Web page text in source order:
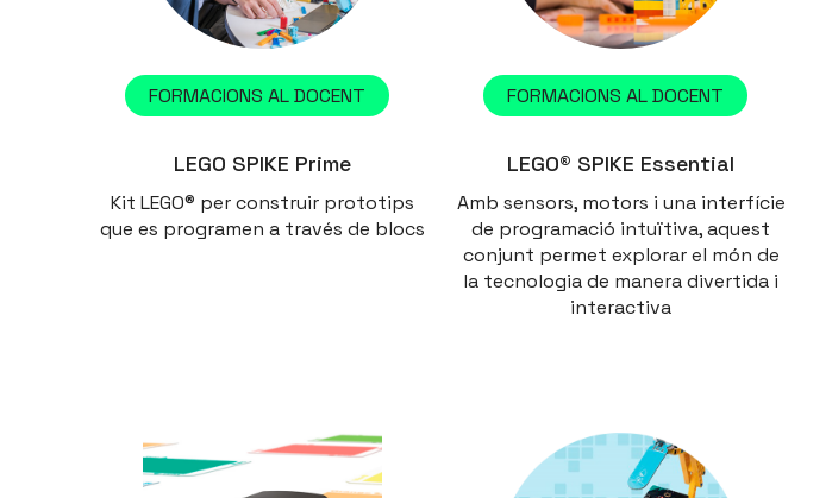
FORMACIONS AL DOCENT
LEGO SPIKE Prime
Kit LEGO® per construir prototips
que es programen a través de blocs
FORMACIONS AL DOCENT
LEGO® SPIKE Essential
Amb sensors, motors i una interfície
de programació intuïtiva, aquest
conjunt permet explorar el món de
la tecnologia de manera divertida i
interactiva